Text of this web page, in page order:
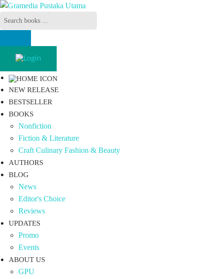
NEW RELEASE
BESTSELLER
BOOKS
Nonfiction
Fiction & Literature
Craft Culinary Fashion & Beauty
AUTHORS
BLOG
News
Editor's Choice
Reviews
UPDATES
Promo
Events
ABOUT US
GPU